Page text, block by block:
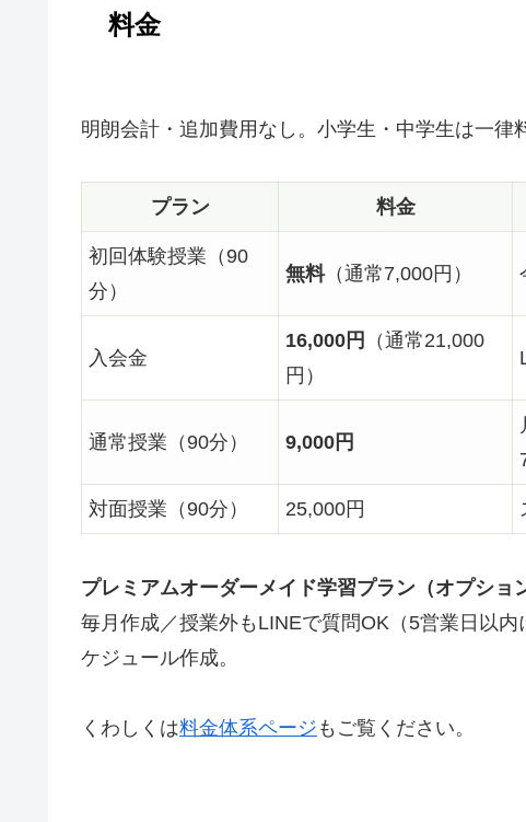
料金
明朗会計・追加費用なし。小学生・中学生は一律
プラン 料金
初回体験授業（90
分）
無料（通常7,000円）
入会金
16,000円
（通常21,000
円）
通常授業（90分） 9,000円
対面授業（90分） 25,000円
プレミアムオーダーメイド学習プラン（オプショ
毎月作成／授業外もLINEで質問OK（5営業日以
ケジュール作成。
くわしくは料金体系ページ もご覧ください。